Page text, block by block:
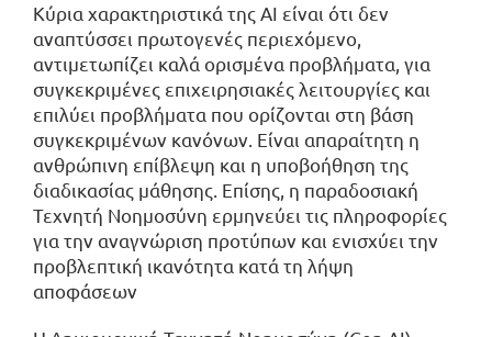
Κύρια χαρακτηριστικά της ΑΙ είναι ότι δεν
αναπτύσσει πρωτογενές περιεχόμενο,
αντιμετωπίζει καλά ορισμένα προβλήματα, για
συγκεκριμένες επιχειρησιακές λειτουργίες και
επιλύει προβλήματα που ορίζονται στη βάση
συγκεκριμένων κανόνων. Είναι απαραίτητη η
ανθρώπινη επίβλεψη και η υποβοήθηση της
διαδικασίας μάθησης. Επίσης, η παραδοσιακή
Τεχνητή Νοημοσύνη ερμηνεύει τις πληροφορίες
για την αναγνώριση προτύπων και ενισχύει την
προβλεπτική ικανότητα κατά τη λήψη
αποφάσεων